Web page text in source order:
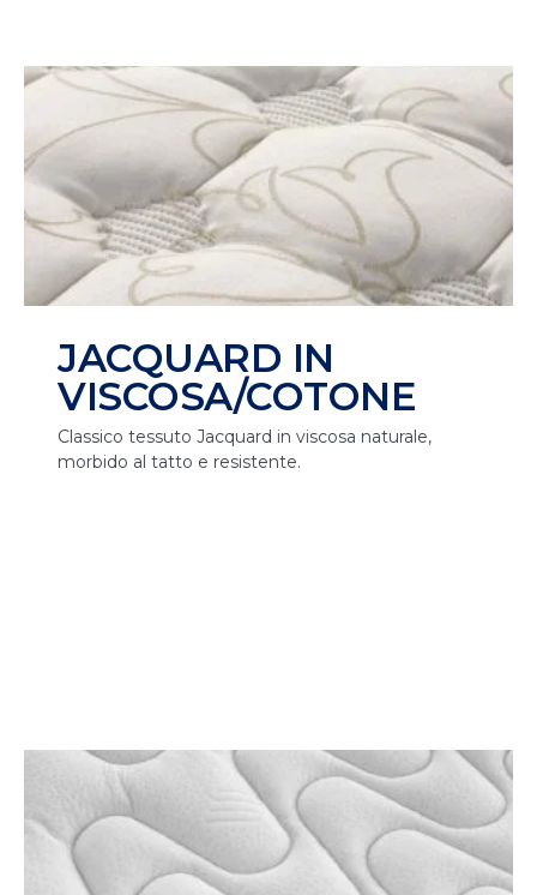
JACQUARD IN
VISCOSA/COTONE
Classico tessuto Jacquard in viscosa naturale,
morbido al tatto e resistente.